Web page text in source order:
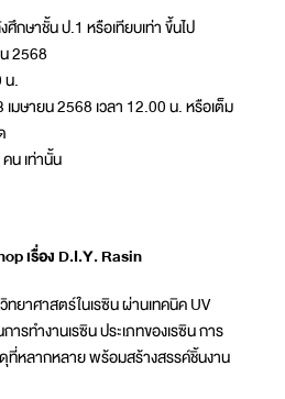
กษาชั้น ป.1 หรือเทียบเท่า ขึ้นไป
2568
น.
มษายน 2568 เวลา 12.00 น. หรือเต็ม
น เท่านั้น
เรื่อง D.I.Y. Rasin
ทยาศาสตร์ในเรซิน ผ่านเทคนิค UV
รทำงานเรซิน ประเภทของเรซิน การ
ที่หลากหลาย พร้อมสร้างสรรค์ชิ้นงาน